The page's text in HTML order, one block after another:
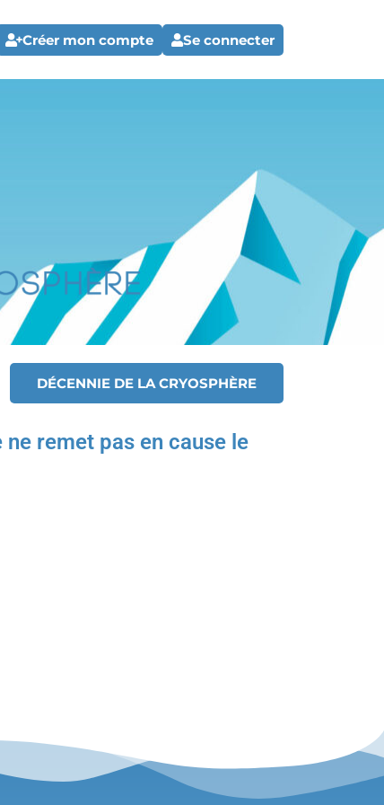
Créer mon compte Se connecter
DÉCENNIE DE LA CRYOSPHÈRE
remet pas en cause le